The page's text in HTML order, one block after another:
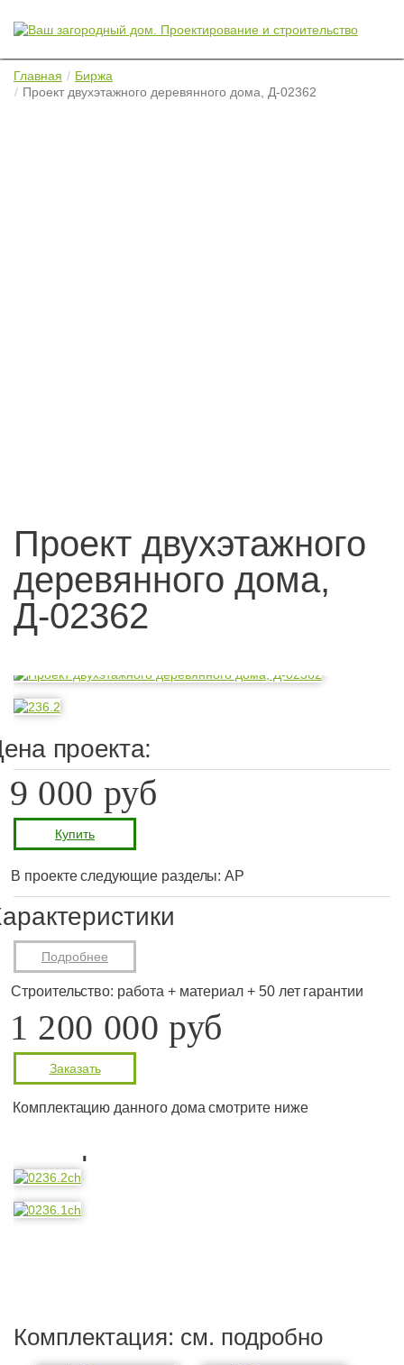
Главная
Биржа
Проект двухэтажного деревянного дома, Д-02362
Проект двухэтажного
деревянного дома,
Д-02362
проекта:
9 000 руб
Купить
В проекте следующие разделы: АР
Подробнее
Строительство: работа + материал + 50 лет гарантии
1 200 000 руб
Заказать
Комплектацию данного дома смотрите ниже
Комплектация: см. подробно